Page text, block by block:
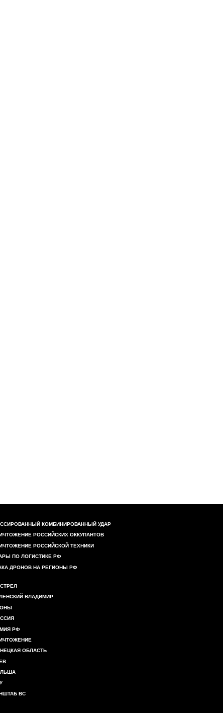
КОМБИНИРОВАННЫЙ УДАР
РОССИЙСКИХ ОККУПАНТОВ
РОССИЙСКОЙ ТЕХНИКИ
ПО ЛОГИСТИКЕ РФ
ДРОНОВ НА РЕГИОНЫ РФ
ВЛАДИМИР
РФ
ОБЛАСТЬ
ВС